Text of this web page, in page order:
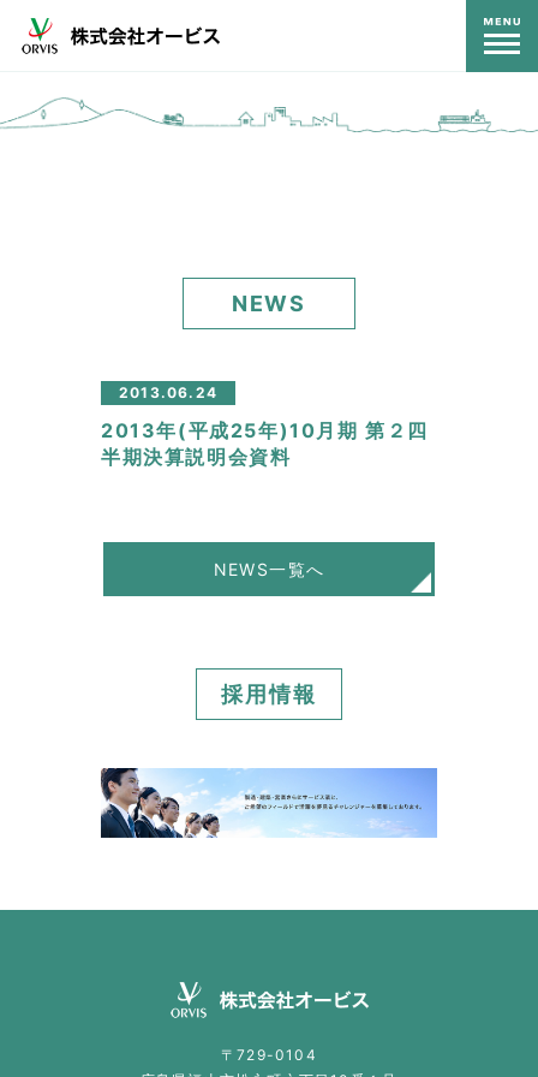
NEWS
2013.06.24
2013年(平成25年)10月期 第２四
半期決算説明会資料
NEWS一覧へ
採用情報
〒729-0104